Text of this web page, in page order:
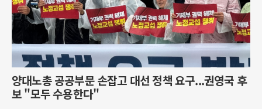
양대노총 공공부문 손잡고 대선 정책 요구...권영국 후
보 "모두 수용한다"